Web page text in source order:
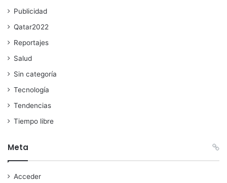
Publicidad
Qatar2022
Reportajes
Salud
Sin categoría
Tecnología
Tendencias
Tiempo libre
Meta
Acceder